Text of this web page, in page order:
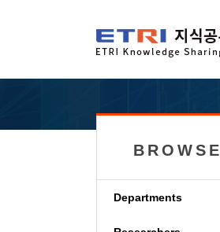
BROWSE
Departments